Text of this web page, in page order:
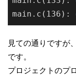
main.c(136):
見ての通りですが
です。
プロジェクトのプ